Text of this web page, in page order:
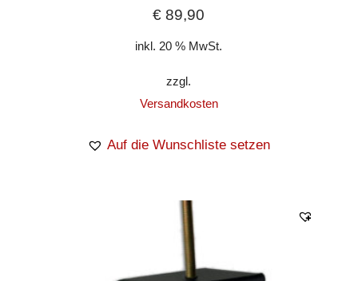
€ 89,90
inkl. 20 % MwSt.
zzgl.
Versandkosten
Auf die Wunschliste setzen